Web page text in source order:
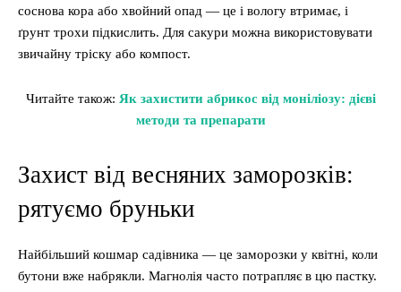
соснова кора або хвойний опад — це і вологу втримає, і
ґрунт трохи підкислить. Для сакури можна використовувати
звичайну тріску або компост.
Читайте також: Як захистити абрикос від моніліозу: дієві
методи та препарати
Захист від весняних заморозків:
рятуємо бруньки
Найбільший кошмар садівника — це заморозки у квітні, коли
бутони вже набрякли. Магнолія часто потрапляє в цю пастку.